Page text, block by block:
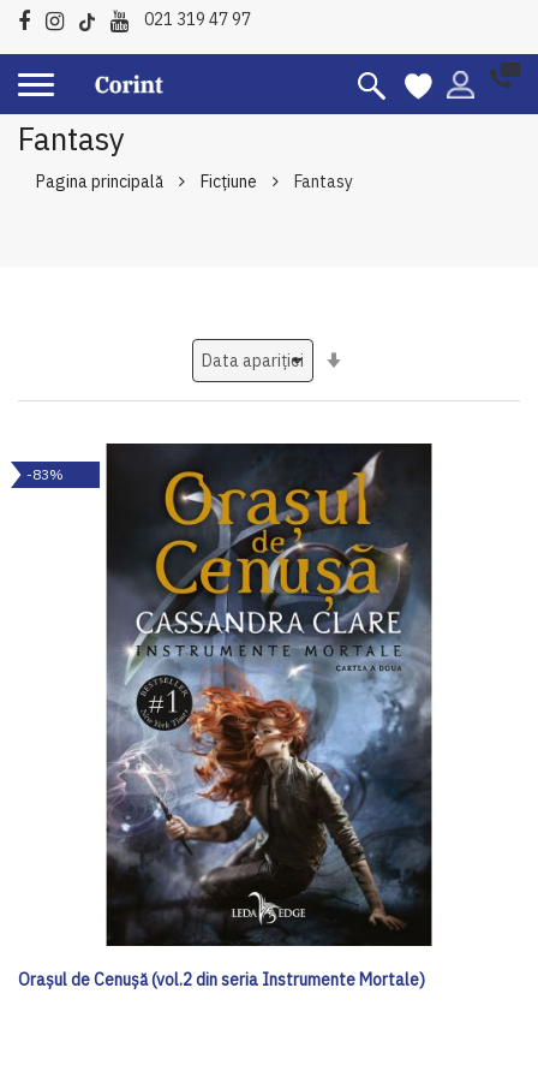
021 319 47 97
Fantasy
Pagina principală Ficțiune Fantasy
-83%
Orașul de Cenușă (vol.2 din seria Instrumente Mortale)